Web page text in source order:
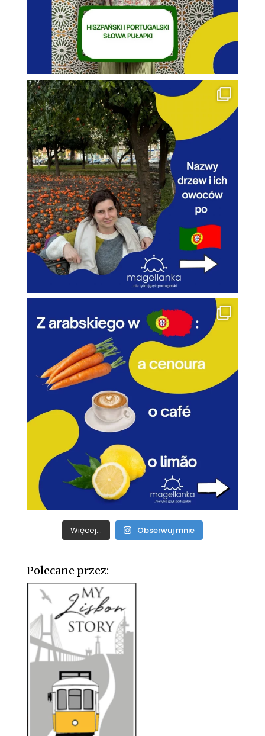
Więcej... Obserwuj mnie
Polecane przez: